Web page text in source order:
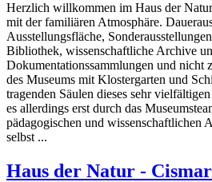
Herzlich willkommen im Haus der
mit der familiären Atmosphäre.
Ausstellungsfläche,
Bibliothek, wissenschaftliche Archive
Dokumentationssammlungen und nicht
des Museums mit Klostergarten und
tragenden Säulen dieses sehr
es allerdings erst durch das
pädagogischen und wissenschaftlichen
selbst ...
Haus der Natur - Cismar